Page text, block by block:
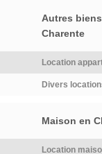
Autres
Charente
Location
Divers
Maison en
Location